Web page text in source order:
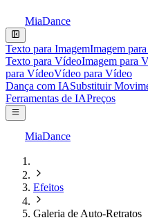
MiaDance
Texto para ImagemImagem
Texto para VídeoImagem para
para VídeoVídeo para Vídeo
Dança com IASubstituir
Ferramentas de IAPreços
MiaDance
Efeitos
Galeria de Auto-Retratos